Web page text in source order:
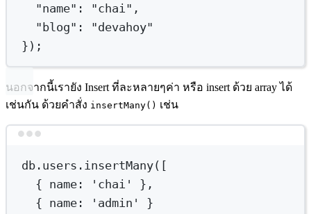
"name" :
"chai",
"blog" :
"devahoy"
});
นอกจากนี้เรายัง Insert ที่ละหลายๆค่า หรือ insert ด้วย array ได้
เช่นกัน ด้วยคำสั่ง insertMany() เช่น
db.users.insertMany([
{ name: 'chai'
},
{ name: 'admin'
}